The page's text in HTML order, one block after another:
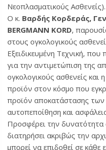
Νεοπλασματικούς Ασθενείς).
Ο κ. Βαρδής Κορδεράς,
BERGMANN KORD,
στους ογκολογικούς
Εξειδικευμένη Τεχνική, που
για την αντιμετώπιση της
ογκολογικούς ασθενείς και
προϊόν στον κόσμο που
προϊόν αποκατάστασης των
αυτοπεποίθηση και
Προσφέρει την
διατηρήσει ακριβώς την
μπορεί να επιδοθεί σε